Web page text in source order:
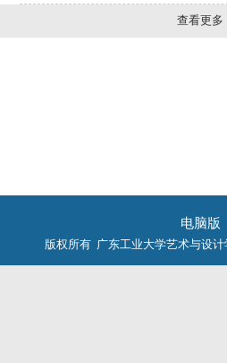
查看更多
电脑版
版权所有 广东工业大学艺术与设计